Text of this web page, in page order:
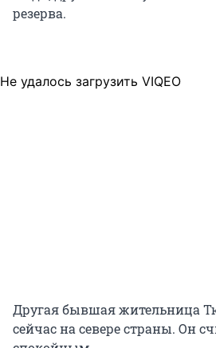
резерва.
Не удалось загрузить VIQEO
Другая бывшая жительница
сейчас на севере страны. Он